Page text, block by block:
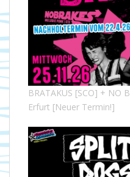
BRATAKUS [SCO] + NO
Erfurt [Neuer Termin!]